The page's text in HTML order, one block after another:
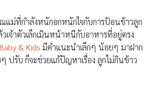
แม่ที่กำลังหนักอกหนักใจกับการป้อนข้าวลูก
วเจ้าตัวเล็กเมินหน้าหนีกับอาหารที่อยู่ตรง
& Kids มีคำแนะนำเล็กๆ น้อยๆ มาฝาก
ปรับ ก็จะช่วยแก้ปัญหาเรื่อง ลูกไม่กินข้าว